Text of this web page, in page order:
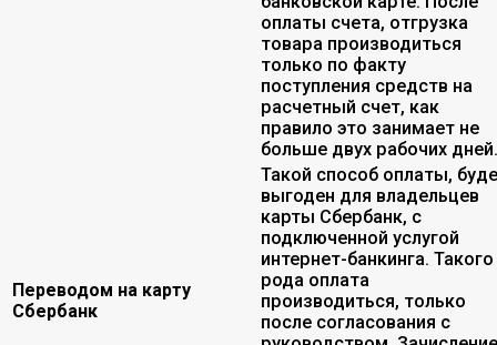
оплаты счета, отгрузка
товара производиться
только по факту
поступления средств на
расчетный счет, как
правило это занимает не
больше двух рабочих дней.
Переводом на карту
Сбербанк
Такой способ оплаты,
выгоден для владельцев
карты Сбербанк, с
подключенной услугой
интернет-банкинга. Такого
рода оплата
производиться, только
после согласования с